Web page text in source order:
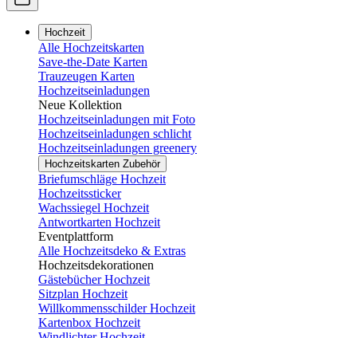
Hochzeit
Alle Hochzeitskarten
Save-the-Date Karten
Trauzeugen Karten
Hochzeitseinladungen
Neue Kollektion
Hochzeitseinladungen mit Foto
Hochzeitseinladungen schlicht
Hochzeitseinladungen greenery
Hochzeitskarten Zubehör
Briefumschläge Hochzeit
Hochzeitssticker
Wachssiegel Hochzeit
Antwortkarten Hochzeit
Eventplattform
Alle Hochzeitsdeko & Extras
Hochzeitsdekorationen
Gästebücher Hochzeit
Sitzplan Hochzeit
Willkommensschilder Hochzeit
Kartenbox Hochzeit